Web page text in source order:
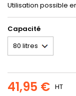
Utilisation possible
Capacité
41,95 € HT